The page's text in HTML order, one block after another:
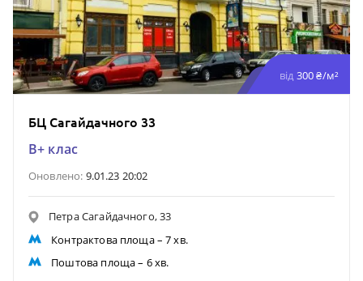
від 300 ₴/м²
БЦ Сагайдачного 33
B+ клас
Оновлено: 9.01.23 20:02
Петра Сагайдачного, 33
Контрактова площа– 7 хв.
Поштова площа– 6 хв.